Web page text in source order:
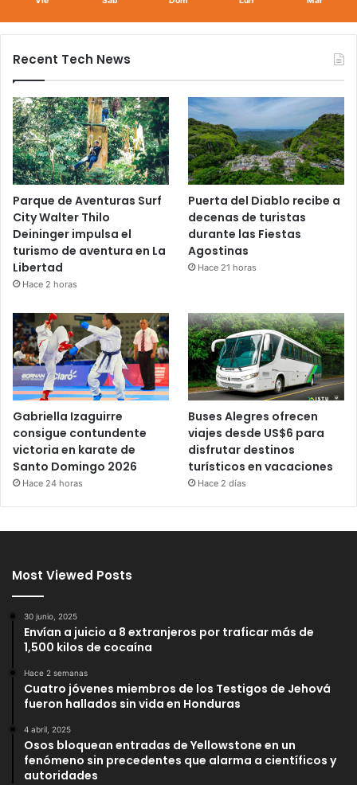
Recent Tech News
Parque de Aventuras Surf
City Walter Thilo
Deininger impulsa el
turismo de aventura en La
Libertad
Hace 2 horas
Puerta del Diablo recibe a
decenas de turistas
durante las Fiestas
Agostinas
Hace 21 horas
Gabriella Izaguirre
consigue contundente
victoria en karate de
Santo Domingo 2026
Hace 24 horas
Buses Alegres ofrecen
viajes desde US$6 para
disfrutar destinos
turísticos en vacaciones
Hace 2 días
Most Viewed Posts
30 junio, 2025
Envían a juicio a 8 extranjeros por traficar más de
1,500 kilos de cocaína
Hace 2 semanas
Cuatro jóvenes miembros de los Testigos de Jehová
fueron hallados sin vida en Honduras
4 abril, 2025
Osos bloquean entradas de Yellowstone en un
fenómeno sin precedentes que alarma a científicos y
autoridades